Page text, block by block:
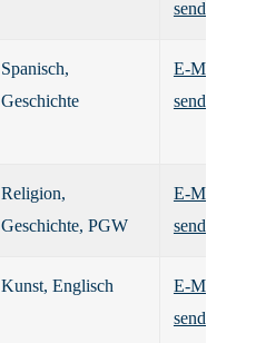
senden
Spanisch,
Geschichte
E-Mail
senden
Religion,
Geschichte, PGW
E-Mail
senden
Kunst, Englisch
E-Mail
senden